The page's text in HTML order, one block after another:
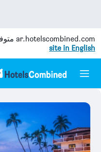
ar.hotelscombined.com
site in English